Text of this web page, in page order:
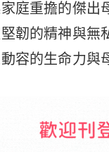
庭重擔的傑出
韌的精神與
容的生命力與